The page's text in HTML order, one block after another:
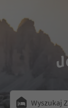
Wyszukaj